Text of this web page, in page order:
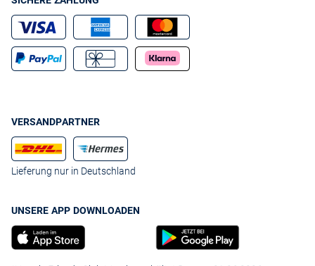
VERSANDPARTNER
Lieferung nur in Deutschland
UNSERE APP DOWNLOADEN